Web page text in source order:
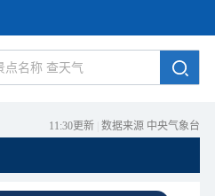
11:30更新 数据来源 中央气象台